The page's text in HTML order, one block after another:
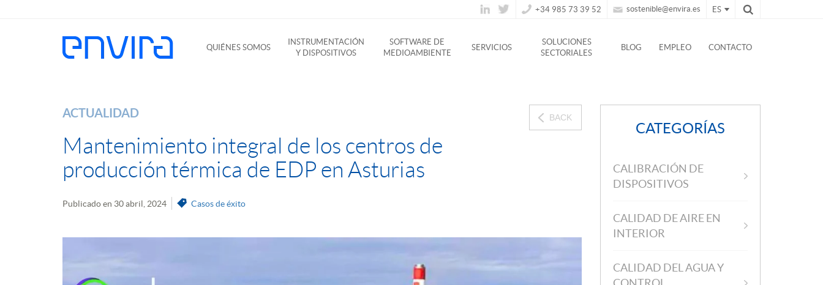
ES
sostenible@envira.es
+34 985 73 39 52
QUIÉNES SOMOS
INSTRUMENTACIÓN
Y DISPOSITIVOS
SOFTWARE DE
MEDIOAMBIENTE
SERVICIOS
SOLUCIONES
SECTORIALES
BLOG EMPLEO CONTACTO
ACTUALIDAD
Mantenimiento integral de los centros de
producción térmica de EDP en Asturias
Publicado en 30 abril, 2024 Casos de éxito
BACK
CATEGORÍAS
CALIBRACIÓN DE
DISPOSITIVOS
CALIDAD DE AIRE EN
INTERIOR
CALIDAD DEL AGUA Y